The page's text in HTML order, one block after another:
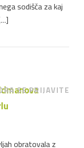
sodišča za kaj
SE PRIJAVITE
obratovala z